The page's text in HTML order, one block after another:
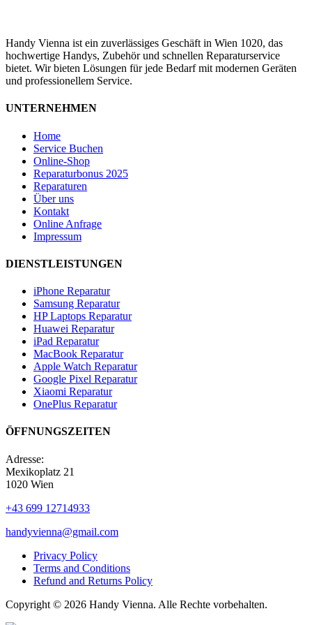
Handy Vienna ist ein zuverlässiges Geschäft in Wien 1020, das
hochwertige Handys, Zubehör und schnellen Reparaturservice
bietet. Wir bieten Lösungen für jede Bedarf mit modernen Geräten
und professionellem Service.
UNTERNEHMEN
Home
Service Buchen
Online-Shop
Reparaturbonus 2025
Reparaturen
Über uns
Kontakt
Online Anfrage
Impressum
DIENSTLEISTUNGEN
iPhone Reparatur
Samsung Reparatur
HP Laptops Reparatur
Huawei Reparatur
iPad Reparatur
MacBook Reparatur
Apple Watch Reparatur
Google Pixel Reparatur
Xiaomi Reparatur
OnePlus Reparatur
ÖFFNUNGSZEITEN
Adresse:
Mexikoplatz 21
1020 Wien
+43 699 12714933
handyvienna@gmail.com
Privacy Policy
Terms and Conditions
Refund and Returns Policy
Copyright © 2026 Handy Vienna. Alle Rechte vorbehalten.